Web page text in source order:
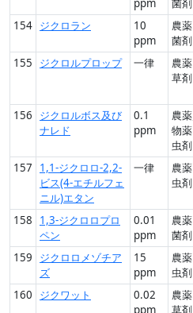
ppm
菌剤
154 ジクロラン
10
ppm
農
菌剤
155
ジクロルプロップ 一律
農
草剤
156
ジクロルボス及び
ナレド
0.1
ppm
農
物
虫剤
157
1,1-ジクロロ-2,2-
ビス(4-エチルフェ
ニル)エタン
一律
農
虫剤
158
1,3-ジクロロプロ
ペン
0.01
ppm
農
菌剤
159
ジクロロメゾチア
ズ
15
ppm
農
虫剤
160 ジクワット
0.02
ppm
農
草剤